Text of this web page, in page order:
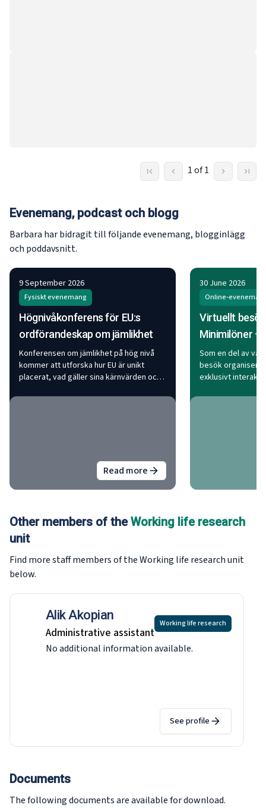
1 of 1
Evenemang, podcast och blogg
Barbara har bidragit till följande evenemang, blogginlägg
och poddavsnitt.
9 September 2026
Fysiskt evenemang
Högnivåkonferens för EU:s
ordförandeskap om jämlikhet
Konferensen om jämlikhet på hög nivå
kommer att utforska hur EU är unikt
placerat, vad gäller sina kärnvärden och
Read more
aboutHögnivåkonferens för
30 June 2026
Online-
Virtuellt
Minimilöner –
Som en del av
besök
exklusivt
Other members of the Working life research
unit
Find more staff members of the Working life researchunit
below.
Alik Akopian
Administrative assistant
Working life research
No additional information available.
See profile
Documents
The following documents are available for download.